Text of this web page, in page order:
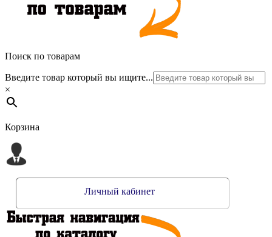
Поиск по товарам
Введите товар который вы ищите...
×
Корзина
Личный кабинет